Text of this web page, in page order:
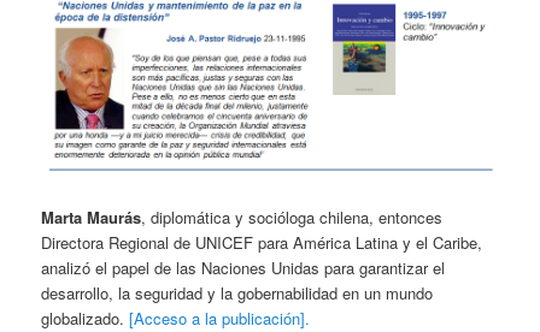
Marta Maurás, diplomática y socióloga chilena, entonces
Directora Regional de UNICEF para América Latina y el Caribe,
analizó el papel de las Naciones Unidas para garantizar el
desarrollo, la seguridad y la gobernabilidad en un mundo
globalizado.[Acceso a la publicación].